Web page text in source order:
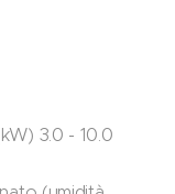
3.0 - 10.0